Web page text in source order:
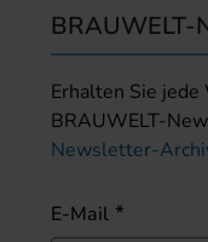
BRAUWELT-
Erhalten Sie
BRAUWELT-
Newsletter-
E-Mail